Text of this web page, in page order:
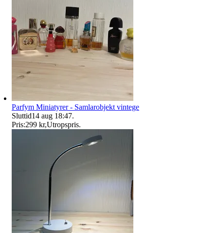
Parfym Miniatyrer - Samlarobjekt vintege
Sluttid14 aug 18:47.
Pris:299 kr,Utropspris.